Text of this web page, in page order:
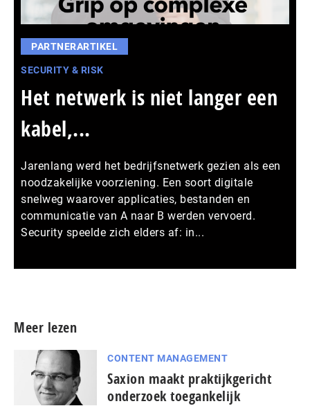
PARTNERARTIKEL
SECURITY & RISK
Het netwerk is niet langer een
kabel,...
Jarenlang werd het bedrijfsnetwerk gezien als een
noodzakelijke voorziening. Een soort digitale
snelweg waarover applicaties, bestanden en
communicatie van A naar B werden vervoerd.
Security speelde zich elders af: in...
Meer lezen
CONTENT MANAGEMENT
Saxion maakt praktijkgericht
onderzoek toegankelijk